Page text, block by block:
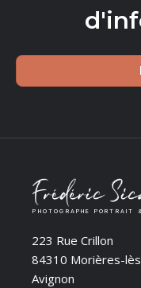
PHOTOGRAPHE PORTRAIT
223 Rue Crillon
84310 Morières-
Avignon